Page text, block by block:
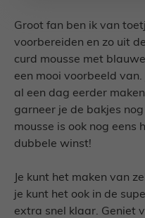
Groot fan ben ik van
voorbereiden en zo uit
curd mousse met
een mooi voorbeeld van.
al een dag eerder
garneer je de bakjes
mousse is ook nog eens
dubbele winst!
Je kunt het maken van
je kunt het ook in de
extra snel klaar. Geniet